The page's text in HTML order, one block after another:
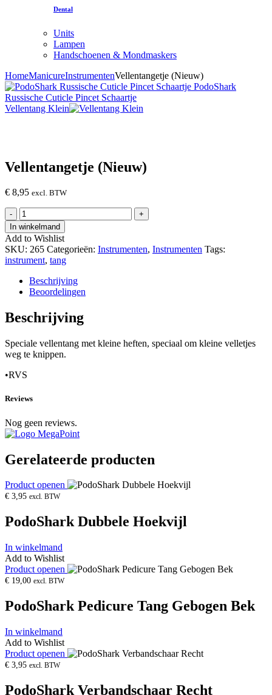
Dental
Units
Lampen
Handschoenen & Mondmaskers
HomeManicureInstrumentenVellentangetje (Nieuw)
PodoShark
Russische Cuticle Pincet Schaartje
Vellentang Klein
Vellentangetje (Nieuw)
€ 8,95 excl. BTW
-
Vellentangetje
(Nieuw)
hoeveelheid
+
In winkelmand
Add to Wishlist
SKU: 265 Categorieën: Instrumenten, Instrumenten Tags:
instrument, tang
Beschrijving
Beoordelingen
Beschrijving
Speciale vellentang met kleine heften, speciaal om kleine velletjes
weg te knippen.
•RVS
Reviews
Nog geen reviews.
Gerelateerde producten
Product openen
€ 3,95 excl. BTW
PodoShark Dubbele Hoekvijl
In winkelmand
Add to Wishlist
Product openen
€ 19,00 excl. BTW
PodoShark Pedicure Tang Gebogen Bek
In winkelmand
Add to Wishlist
Product openen
€ 3,95 excl. BTW
PodoShark Verbandschaar Recht